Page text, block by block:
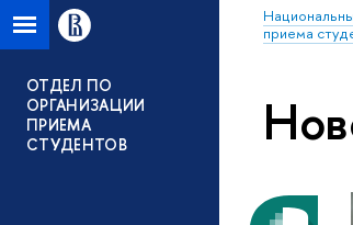
приема
ОТДЕЛ ПО
ОРГАНИЗАЦИИ
ПРИЕМА
СТУДЕНТОВ